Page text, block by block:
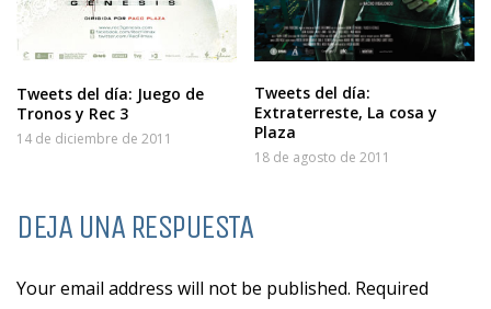
Tweets del día: Juego de
Tronos y Rec 3
14 de diciembre de 2011
Tweets del día:
Extraterreste, La cosa y
Plaza
18 de agosto de 2011
DEJA UNA RESPUESTA
Your email address will not be published. Required